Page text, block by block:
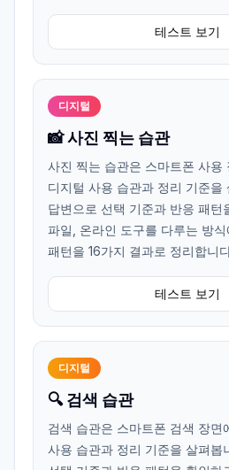
테스트 보기
디지털
📸 사진 찍는 습관
사진 찍는 습관은 스마트폰 사용
디지털 사용 습관과 정리 기준을
답변으로 선택 기준과 반응 패턴
파일, 온라인 도구를 다루는 방
패턴을 16가지 결과로 정리합니
테스트 보기
디지털
🔍 검색 습관
검색 습관은 스마트폰 검색 장면
사용 습관과 정리 기준을 살펴봅